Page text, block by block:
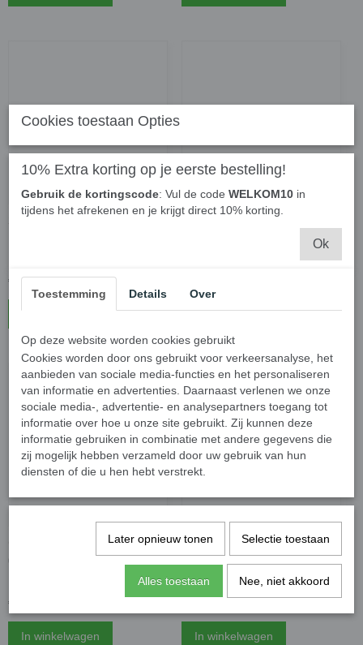
3 D Printer High Speed
€ 24,50
In winkelwagen
3D Printer High Speed
PETG filament, Rood, 1.75
In winkelwagen
Gembird 3DP-PETG1.75-
PETG Geel 1.75 mm, 1 kg
€ 21,95
In winkelwagen
Gembird 3DP-PETG1.75-
01-G 3D printer filament
PETG Groen 1.75 mm, 1 kg
In winkelwagen
Cookies toestaan Opties
10% Extra korting op je eerste bestelling!
Gebruik de kortingscode: Vul de code WELKOM10 in
tijdens het afrekenen en je krijgt direct 10% korting.
Ok
Toestemming Details Over
Op deze website worden cookies gebruikt
Cookies worden door ons gebruikt voor verkeersanalyse, het
aanbieden van sociale media-functies en het personaliseren
van informatie en advertenties. Daarnaast verlenen we onze
sociale media-, advertentie- en analysepartners toegang tot
informatie over hoe u onze site gebruikt. Zij kunnen deze
informatie gebruiken in combinatie met andere gegevens die
zij mogelijk hebben verzameld door uw gebruik van hun
diensten of die u hen hebt verstrekt.
Later opnieuw tonen Selectie toestaan
Alles toestaan Nee, niet akkoord